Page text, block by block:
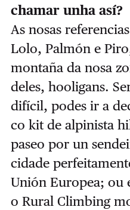
chamar unha así?
As nosas
Lolo, Palmón e
montaña da nosa
deles, hooligans.
difícil, podes ir a
co kit de alpinista
paseo por un
cidade
Unión Europea; ou
o Rural Climbing